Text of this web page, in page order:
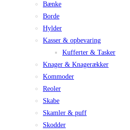
Bænke
Borde
Hylder
Kasser & opbevaring
Kufferter & Tasker
Knager & Knagerækker
Kommoder
Reoler
Skabe
Skamler & puff
Skodder